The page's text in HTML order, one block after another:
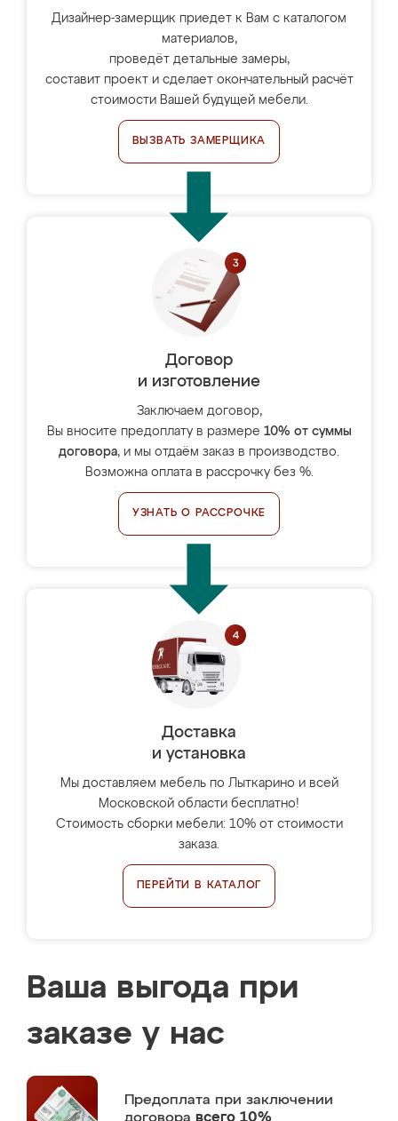
Дизайнер-замерщик приедет к Вам с каталогом
материалов,
проведёт детальные замеры,
составит проект и сделает окончательный расчёт
стоимости Вашей будущей мебели.
ВЫЗВАТЬ ЗАМЕРЩИКА
Договор
и изготовление
Заключаем договор,
Вы вносите предоплату в размере 10% от суммы
договора, и мы отдаём заказ в производство.
Возможна оплата в рассрочку без %.
УЗНАТЬ О РАССРОЧКЕ
Доставка
и установка
Мы доставляем мебель по Лыткарино и всей
Московской области бесплатно!
Стоимость сборки мебели: 10% от стоимости
заказа.
ПЕРЕЙТИ В КАТАЛОГ
Ваша выгода при
заказе у нас
Предоплата при заключении
договора всего 10%